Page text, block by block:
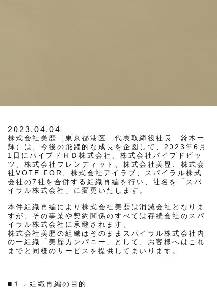
2023.04.04
株式会社美歴（東京都港区、代表取締役社長 鈴木一
輝）は、今後の飛躍的な成長を企図して、2023年6月
1日にパイプドＨＤ株式会社、株式会社パイプドビッ
ツ、株式会社フレンディット、株式会社美歴、株式会
社VOTE FOR、株式会社アイラブ、スパイラル株式
会社の7社を合併する組織再編を行い、社名を「スパ
イラル株式会社」に変更いたします。
本件組織再編により株式会社美歴は消滅会社となりま
すが、その事業や契約関係のすべては存続会社のスパ
イラル株式会社に承継されます。
株式会社美歴の組織はそのままスパイラル株式会社内
の一組織「美歴カンパニー」として、お客様へはこれ
までと同様のサービスを提供してまいります。
■１．組織再編の目的